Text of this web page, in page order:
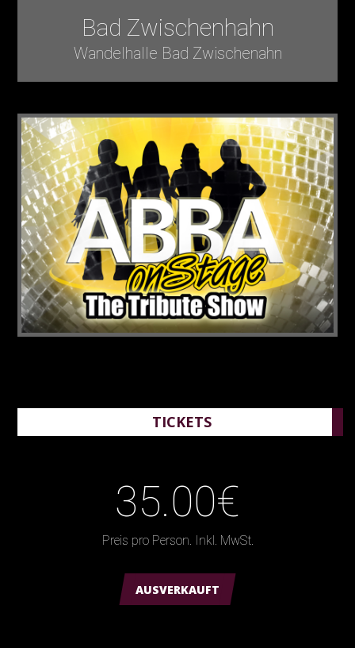
Bad Zwischenhahn
Wandelhalle Bad Zwischenahn
TICKETS
35.00€
Preis pro Person. Inkl. MwSt.
AUSVERKAUFT